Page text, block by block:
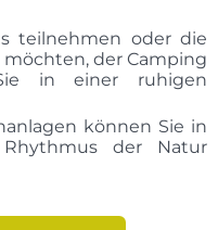
teilnehmen oder die
der Camping
in einer ruhigen
können Sie in
der Natur